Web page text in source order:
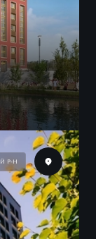
Р-Н